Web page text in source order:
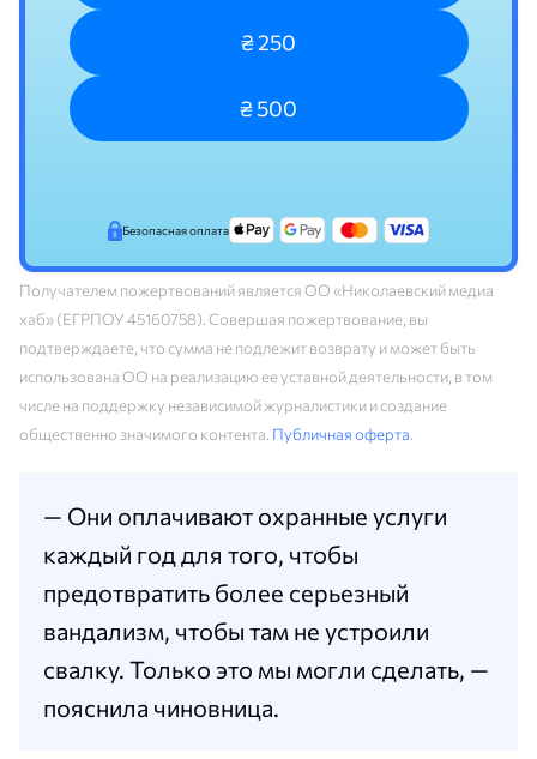
₴ 250
₴ 500
Безопасная оплата
Получателем пожертвований является ОО «Николаевский медиа
хаб» (ЕГРПОУ 45160758). Совершая пожертвование, вы
подтверждаете, что сумма не подлежит возврату и может быть
использована ОО на реализацию ее уставной деятельности, в том
числе на поддержку независимой журналистики и создание
общественно значимого контента. Публичная оферта.
— Они оплачивают охранные услуги
каждый год для того, чтобы
предотвратить более серьезный
вандализм, чтобы там не устроили
свалку. Только это мы могли сделать, —
пояснила чиновница.